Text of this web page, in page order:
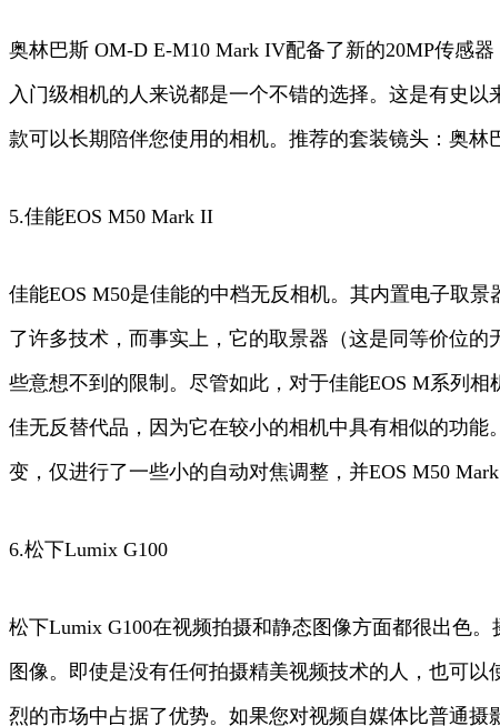
奥林巴斯 OM-D E-M10 Mark IV配备了新的20MP传感
入门级相机的人来说都是一个不错的选择。这是有史
款可以长期陪伴您使用的相机。推荐的套装镜头：奥林
5.佳能EOS M50 Mark II
佳能EOS M50是佳能的中档无反相机。其内置电子取
了许多技术，而事实上，它的取景器（这是同等价位
些意想不到的限制。尽管如此，对于佳能EOS M系列
佳无反替代品，因为它在较小的相机中具有相似的功
变，仅进行了一些小的自动对焦调整，并EOS M50
6.松下Lumix G100
松下Lumix G100在视频拍摄和静态图像方面都很出色
图像。即使是没有任何拍摄精美视频技术的人，也可
烈的市场中占据了优势。如果您对视频自媒体比普通摄